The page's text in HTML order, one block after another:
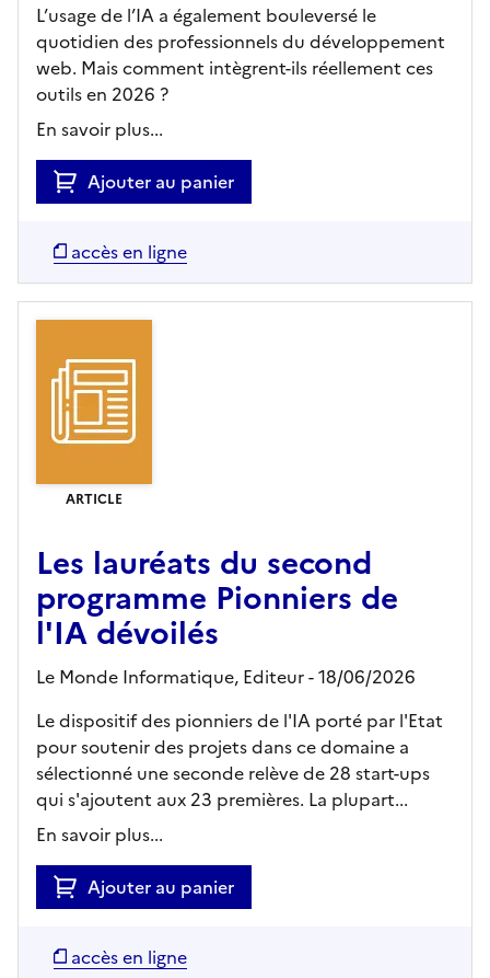
L’usage de l’IA a également bouleversé le
quotidien des professionnels du développement
web. Mais comment intègrent-ils réellement ces
outils en 2026 ?
En savoir plus...
Ajouter au panier
accès en ligne
ARTICLE
Les lauréats du second
programme Pionniers de
l'IA dévoilés
Le Monde Informatique, Editeur- 18/06/2026
Le dispositif des pionniers de l'IA porté par l'Etat
pour soutenir des projets dans ce domaine a
sélectionné une seconde relève de 28 start-ups
qui s'ajoutent aux 23 premières. La plupart...
En savoir plus...
Ajouter au panier
accès en ligne